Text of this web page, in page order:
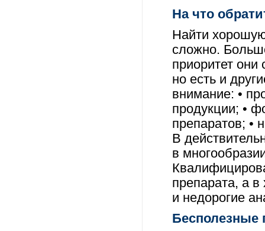
На что
Найти
сложно.
приоритет они
но есть и
внимание: •
продукции; •
препаратов; •
В
в
препарата, а в
и недорогие
Бесполезные